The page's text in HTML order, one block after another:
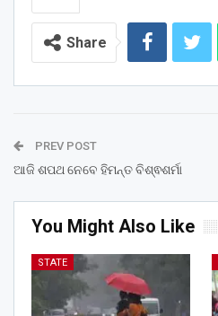
Share
PREV POST
ଆଜି ଶପଥ ନେବେ ହିମନ୍ତ ବିଶ୍ଵଶର୍ମା
You Might Also Like
STATE